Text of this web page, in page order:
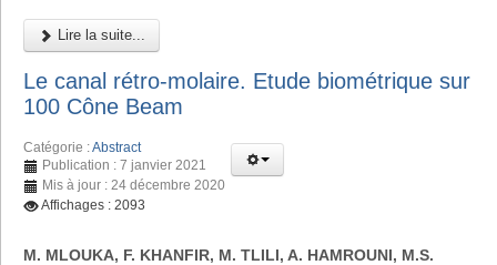
Lire la suite...
Le canal rétro-molaire. Etude biométrique sur
100 Cône Beam
Catégorie :Abstract
Publication : 7 janvier 2021
Mis à jour : 24 décembre 2020
Affichages : 2093
M. MLOUKA, F. KHANFIR, M. TLILI, A. HAMROUNI, M.S.